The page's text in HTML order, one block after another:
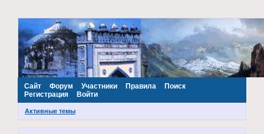
~Наш МИР~
Сайт Форум Участники Правила
Поиск
Регистрация
Войти
Активные темы